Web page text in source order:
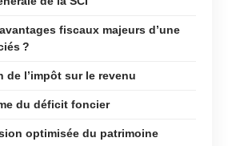
fiscaux majeurs d’une
?
de l’impôt sur le revenu
du déficit foncier
optimisée du patrimoine